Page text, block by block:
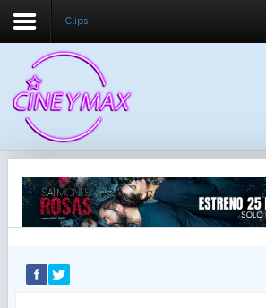
Clips
RECUÉRDEME
IDENTIFICARSE